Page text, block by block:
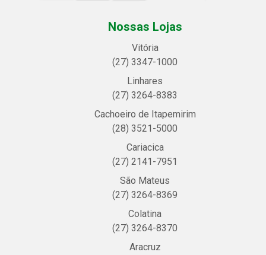
Nossas Lojas
Vitória
(27) 3347-1000
Linhares
(27) 3264-8383
Cachoeiro de Itapemirim
(28) 3521-5000
Cariacica
(27) 2141-7951
São Mateus
(27) 3264-8369
Colatina
(27) 3264-8370
Aracruz